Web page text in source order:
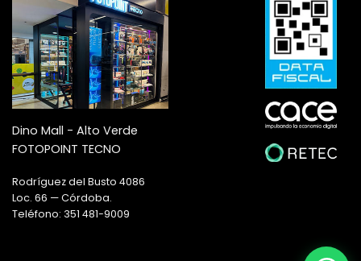
Dino Mall - Alto Verde
FOTOPOINT TECNO
Rodríguez del Busto 4086
Loc. 66 — Córdoba.
Teléfono: 351 481-9009